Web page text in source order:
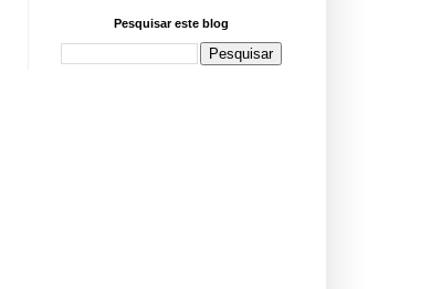
Pesquisar este blog